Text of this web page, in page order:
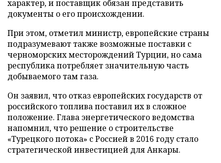
характер, и поставщик обязан представить
документы о его происхождении.
При этом, отметил министр, европейские страны
подразумевают также возможные поставки с
черноморских месторождений Турции, но сама
республика потребляет значительную часть
добываемого там газа.
Он заявил, что отказ европейских государств от
российского топлива поставил их в сложное
положение. Глава энергетического ведомства
напомнил, что решение о строительстве
«Турецкого потока» с Россией в 2016 году стало
стратегической инвестицией для Анкары.